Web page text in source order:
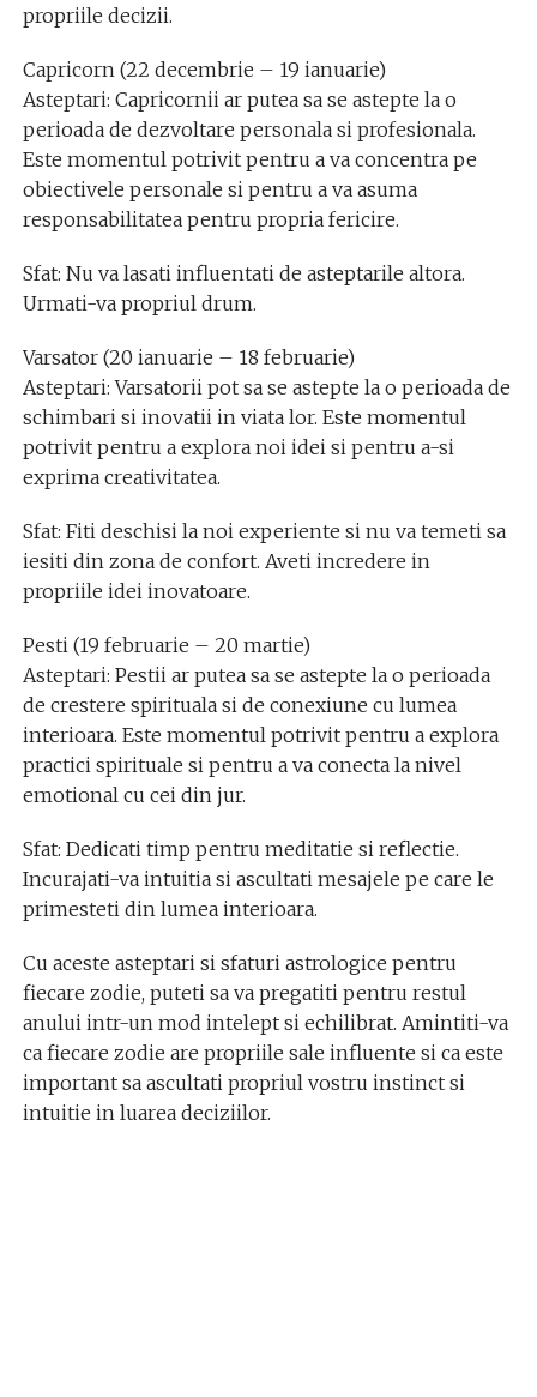
propriile decizii.
Capricorn (22 decembrie – 19 ianuarie)
Asteptari: Capricornii ar putea sa se astepte la o
perioada de dezvoltare personala si profesionala.
Este momentul potrivit pentru a va concentra pe
obiectivele personale si pentru a va asuma
responsabilitatea pentru propria fericire.
Sfat: Nu va lasati influentati de asteptarile altora.
Urmati-va propriul drum.
Varsator (20 ianuarie – 18 februarie)
Asteptari: Varsatorii pot sa se astepte la o perioada de
schimbari si inovatii in viata lor. Este momentul
potrivit pentru a explora noi idei si pentru a-si
exprima creativitatea.
Sfat: Fiti deschisi la noi experiente si nu va temeti sa
iesiti din zona de confort. Aveti incredere in
propriile idei inovatoare.
Pesti (19 februarie – 20 martie)
Asteptari: Pestii ar putea sa se astepte la o perioada
de crestere spirituala si de conexiune cu lumea
interioara. Este momentul potrivit pentru a explora
practici spirituale si pentru a va conecta la nivel
emotional cu cei din jur.
Sfat: Dedicati timp pentru meditatie si reflectie.
Incurajati-va intuitia si ascultati mesajele pe care le
primesteti din lumea interioara.
Cu aceste asteptari si sfaturi astrologice pentru
fiecare zodie, puteti sa va pregatiti pentru restul
anului intr-un mod intelept si echilibrat. Amintiti-va
ca fiecare zodie are propriile sale influente si ca este
important sa ascultati propriul vostru instinct si
intuitie in luarea deciziilor.